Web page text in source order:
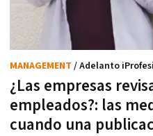
¿Las empresas
empleados?: las
cuando una
MANAGEMENT / Adelanto